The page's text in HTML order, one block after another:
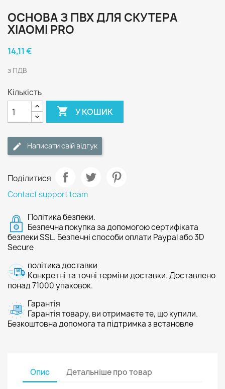
ОСНОВА З ПВХ ДЛЯ СКУТЕРА
XIAOMI PRO
14,11 €
з ПДВ
Кількість
 У КОШИК
Написати свій відгук
Поділитися
Contact support team
Політика безпеки.
Безпечна покупка за допомогою сертифіката
безпеки SSL. Безпечні способи оплати Paypal або 3D
Secure
політика доставки
Конкретні та точні терміни доставки. Доставлено
понад 71000 упаковок.
Гарантія
Гарантія товару, ви отримаєте те, що купили.
Безкоштовна допомога та підтримка з встановле
Опис Детальніше про товар